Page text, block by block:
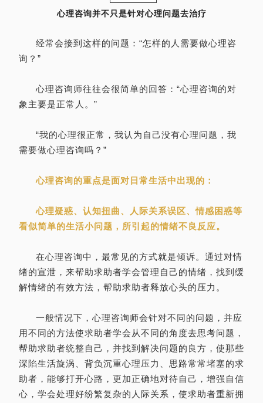
心理咨询并不只是针对心理问题去治疗
经常会接到这样的问题：“怎样的人需要做心理咨
询？”
心理咨询师往往会很简单的回答：“心理咨询的对
象主要是正常人。”
“我的心理很正常，我认为自己没有心理问题，我
需要做心理咨询吗？”
心理咨询的重点是面对日常生活中出现的：
心理疑惑、认知扭曲、人际关系误区、情感困惑等
看似简单的生活小问题，所引起的情绪不良反应。
在心理咨询中，最常见的方式就是倾诉。通过对情
绪的宣泄，来帮助求助者学会管理自己的情绪，找到缓
解情绪的有效方法，帮助求助者释放心头的压力。
一般情况下，心理咨询师会针对不同的问题，并应
用不同的方法使求助者学会从不同的角度去思考问题，
帮助求助者统整自己，并找到解决问题的良方，使那些
深陷生活旋涡、背负沉重心理压力、思路常常堵塞的求
助者，能够打开心路，更加正确地对待自己，增强自信
心，学会处理好纷繁复杂的人际关系，使求助者重新拥